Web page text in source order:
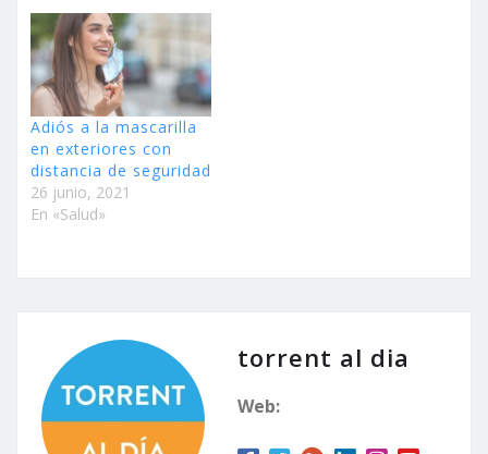
Adiós a la mascarilla
en exteriores con
distancia de seguridad
26 junio, 2021
En «Salud»
torrent al dia
Web: